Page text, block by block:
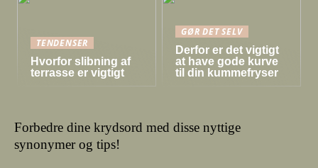
TENDENSER
Hvorfor slibning af
terrasse er vigtigt
GØR DET SELV
Derfor er det vigtigt
at have gode kurve
til din kummefryser
Forbedre dine krydsord med disse nyttige
synonymer og tips!